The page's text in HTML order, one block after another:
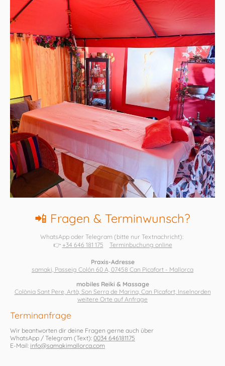
📲 Fragen & Terminwunsch?
WhatsApp oder Telegram (bitte nur Textnachricht):
👉 +34 646 181 175 Terminbuchung online
Praxis-Adresse
samaki, Passeig Colón 60 A, 07458 Can Picafort - Mallorca
mobiles Reiki & Massage
Colònia Sant Pere, Artà, Son Serra de Marina, Can Picafort, Inselnorden
weitere Orte auf Anfrage
Terminanfrage
Wir beantworten dir deine Fragen gerne auch über
WhatsApp / Telegram (Text): 0034 646181175
E-Mail: info@samakimallorca.com